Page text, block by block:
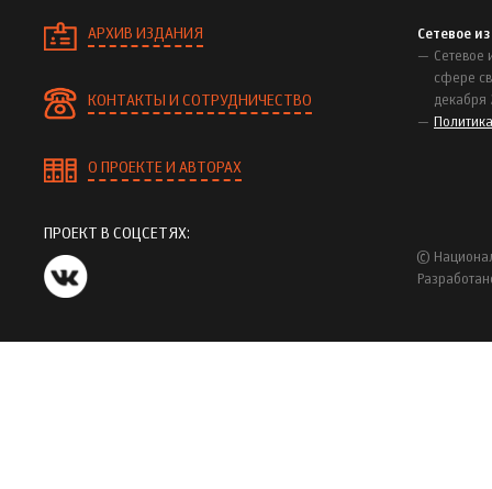
АРХИВ ИЗДАНИЯ
КОНТАКТЫ И СОТРУДНИЧЕСТВО
О ПРОЕКТЕ И АВТОРАХ
Сетевое
Сетевое
сфере
декабря
ПРОЕКТ В СОЦСЕТЯХ:
©